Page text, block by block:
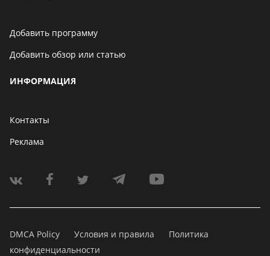
Добавить программу
Добавить обзор или статью
ИНФОРМАЦИЯ
Контакты
Реклама
DMCA Policy Условия и правила
Политика
конфиденциальности